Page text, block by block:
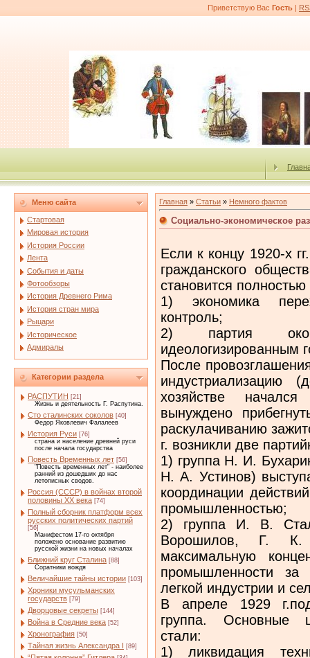
Приветствую Вас Гость |
Меню сайта
Стартовая
Мировая история
История России
Лента
События и даты
Фотообзоры
История Древнего Рима
История стран мира
Рыцари
Историческое
Адмиралы
Категории раздела
РАСПУТИН [21]
Жизнь и деятельность Г. Распутина.
Сто сталинских соколов [40]
Федор Яковлевич Фалалеев
История Руси [76]
страна и население древней руси
после начала государства
Повесть Временных лет [56]
"Повесть временных лет" - наиболее
ранний из дошедших до нас
летописных сводов.
Россия (СССР) в войнах второй
половины XX века [74]
Полный сборник платформ всех
русских политических партий
[56]
Манифестом 17-го октября
положено основание развитию
русской жизни на новых началах
Ближний круг Сталина [88]
Соратники вождя
Величайшие тайны истории [103]
Хроники мусульманских
государств [79]
Дворцовые секреты [144]
Война в Средние века [52]
Хронография [50]
Тайная жизнь Александра I [89]
Главная » Статьи » Немного фактов
Социально-экономическое
Если к концу 1920-х
гражданского
становится
1) экономика
контроль;
2) партия
идеологизированным
После
индустриализацию
хозяйстве
вынуждено
раскулачиванию
г. возникли две
1) группа Н. И.
Н. А. Устинов)
координации
промышленностью;
2) группа И. В.
Ворошилов, Г. К.
максимальную
промышленности за
легкой индустрии и
В апреле 1929
группа. Основные
стали:
1) ликвидация